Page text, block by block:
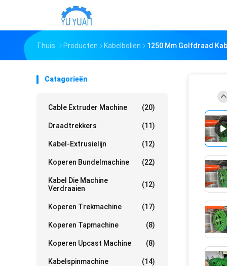
Thuis Producten Kabelbollen 1250 Mm Golfdraad
Catagorieën
Cable Extruder Machine (20)
Draadtrekkers (11)
Kabel-Extrusielijn (12)
Koperen Bundelmachine (22)
Kabel Die Machine
Verdraaien
(12)
Koperen Trekmachine (17)
Koperen Tapmachine (8)
Koperen Upcast Machine (8)
Kabelspinmachine (14)